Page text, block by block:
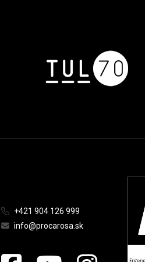
+421 904 126 999
info@procarosa.sk